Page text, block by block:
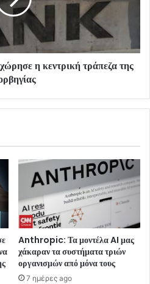
η κεντρική τράπεζα της
Anthropic: Τα μοντέλα AI μας
χάκαραν τα συστήματα τριών
οργανισμών από μόνα τους
7 ημέρες ago